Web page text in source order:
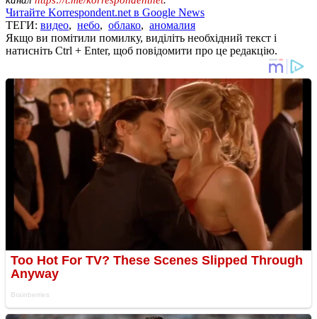
Читайте Korrespondent.net в Google News
ТЕГИ: видео, небо, облако, аномалия
Якщо ви помітили помилку, виділіть необхідний текст і
натисніть Ctrl + Enter, щоб повідомити про це редакцію.